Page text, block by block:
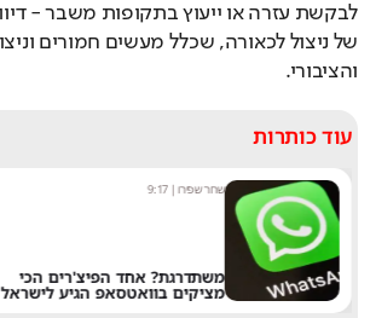
והציבורי.
עוד כותרות
שחר שפירו |
9:17
משתדרגת? אחד הפיצ'רים הכי
מציקים בוואטסאפ הגיע לישראל